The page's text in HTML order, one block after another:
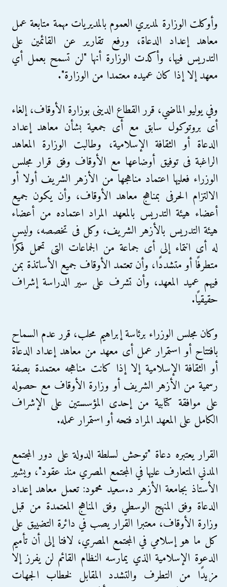
وأوكلت الوزارة لمديري العموم بالمديريات مهمة متابعة عمل
معاهد إعداد الدعاة، ورفع تقارير عن القائمين على
التدريس فيها، وأكدت الوزارة أنها "لن تسمح بعمل أي
معهد إلا إذا كان عميده معتمدا من الوزارة".
وفي يوليو الماضي، قرر القطاع الدينى بوزارة الأوقاف، إلغاء
أى بروتوكول سابق مع أى جمعية بشأن معاهد إعداد
الدعاة أو الثقافة الإسلامية، وطالبت الوزارة المعاهد
الراغبة فى توفيق أوضاعها مع الأوقاف وفق قرار مجلس
الوزراء فعليها اعتماد مناهجها من الأزهر الشريف أولا أو
الالتزام الحرفى بمناهج معاهد الأوقاف، وأن يكون جميع
أعضاء هيئة التدريس بالمعهد المراد اعتماده من أعضاء
هيئة التدريس بالأزهر الشريف، وكل فى تخصصه، وليس
له أى انتماء إلى أى جماعة من الجماعات التى تحمل فكرًا
متطرفًا أو متشددًا، وأن تعتمد الأوقاف جميع الأساتذة بمن
فيهم عميد المعهد، وأن تشرف على سير الدراسة إشراف
حقيقيًا.
وكان مجلس الوزراء برئاسة إبراهيم محلب، قرر عدم السماح
بافتتاح أو استمرار عمل أى معهد من معاهد إعداد الدعاة
أو الثقافة الإسلامية إلا إذا كانت مناهجه معتمدة بصفة
رسمية من الأزهر الشريف أو وزارة الأوقاف مع حصوله
على موافقة كتابية من إحدى المؤسستين على الإشراف
الكامل على المعهد المراد فتحه أو استمرار عمله.
القرار يعتبره دعاة "توحش لسلطة الدولة على دور المجتمع
المدني المتعارف عليها في المجتمع المصري منذ عقود"، ويشير
الأستاذ بجامعة الأزهر د.سعيد محمود: تعمل معاهد إعداد
الدعاة وفق المنهج الوسطي وفق المناهج المعتمدة من قبل
وزارة الأوقاف، معتبرا القرار يصب في دائرة التضييق على
كل ما هو إسلامي في المجتمع المصري، لافتا إلى أن تأميم
الدعوة الإسلامية الذي يمارسه النظام القائم لن يفرز إلا
مزيدًا من التطرف والتشدد المقابل لخطاب الجهات